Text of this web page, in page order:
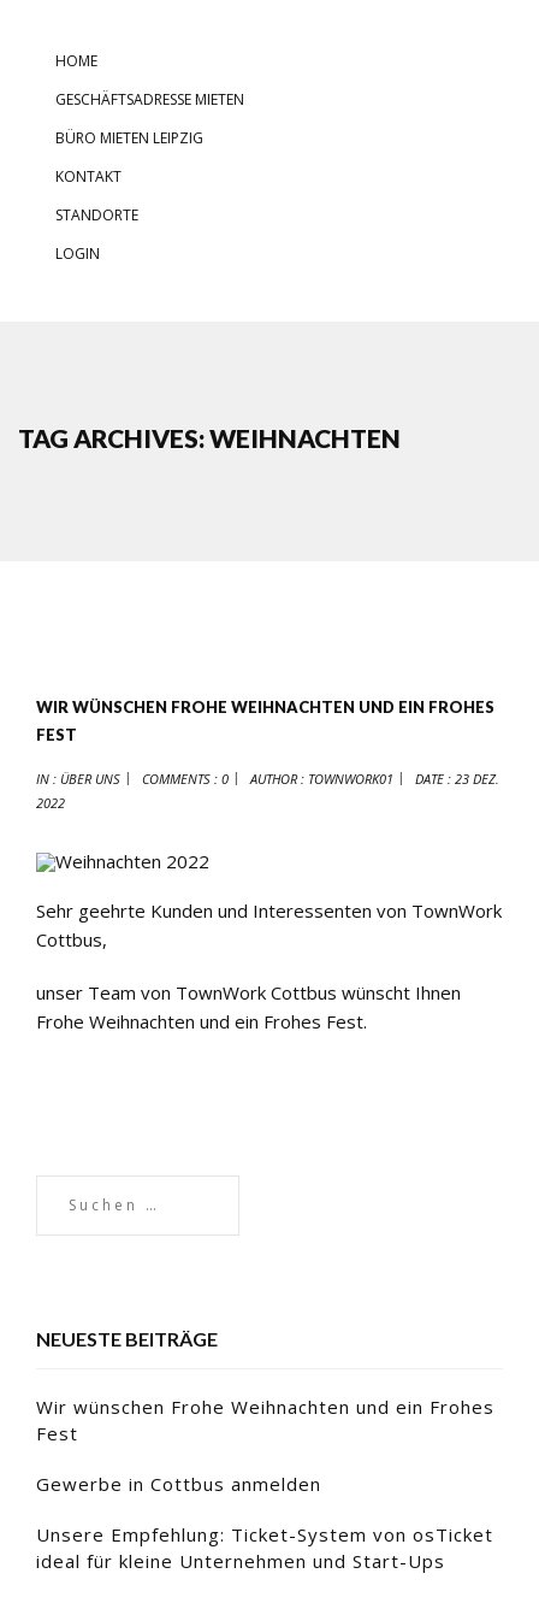
HOME
GESCHÄFTSADRESSE MIETEN
BÜRO MIETEN LEIPZIG
KONTAKT
STANDORTE
LOGIN
TAG ARCHIVES: WEIHNACHTEN
WIR WÜNSCHEN FROHE WEIHNACHTEN UND EIN FROHES
FEST
IN : ÜBER UNS COMMENTS : 0 AUTHOR : TOWNWORK01 DATE : 23 DEZ.
2022
Sehr geehrte Kunden und Interessenten von TownWork
Cottbus,
unser Team von TownWork Cottbus wünscht Ihnen
Frohe Weihnachten und ein Frohes Fest.
NEUESTE BEITRÄGE
Wir wünschen Frohe Weihnachten und ein Frohes
Fest
Gewerbe in Cottbus anmelden
Unsere Empfehlung: Ticket-System von osTicket
ideal für kleine Unternehmen und Start-Ups